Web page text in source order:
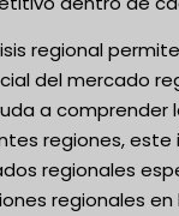
regional
del mercado
a
regiones,
regionales
regionales